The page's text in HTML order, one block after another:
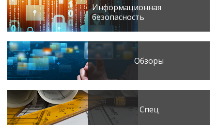
Информационная
безопасность
Обзоры
Спец